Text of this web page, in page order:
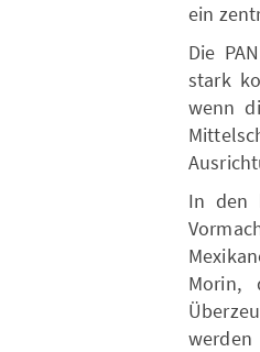
ein
Die
stark
wenn
In den
Morin,